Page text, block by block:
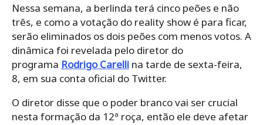
Nessa semana, a berlinda terá cinco peões e não
três, e como a votação do reality show é para ficar,
serão eliminados os dois peões com menos votos. A
dinâmica foi revelada pelo diretor do
programa Rodrigo Carelli na tarde de sexta-feira,
8, em sua conta oficial do Twitter.
O diretor disse que o poder branco vai ser crucial
nesta formação da 12ª roça, então ele deve afetar